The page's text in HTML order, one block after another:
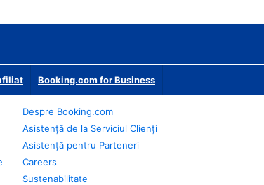
Booking.com for Business
Despre Booking.com
Asistență de la Serviciul Clienți
Asistență pentru Parteneri
Careers
Sustenabilitate